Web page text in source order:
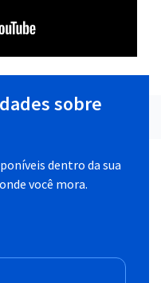
sobre
dentro da sua
você mora.